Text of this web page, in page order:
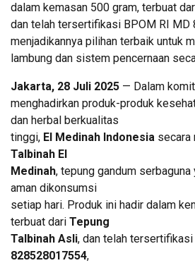
dalam kemasan 500 gram, terbuat
dan telah tersertifikasi BPOM RI MD
menjadikannya pilihan terbaik untuk
lambung dan sistem pencernaan
Jakarta, 28 Juli 2025 — Dalam
menghadirkan produk-produk
dan herbal berkualitas
tinggi, El Medinah Indonesia secara
Talbinah El
Medinah, tepung gandum
aman dikonsumsi
setiap hari. Produk ini hadir dalam
terbuat dari Tepung
Talbinah Asli, dan telah tersertifikasi
828528017554,